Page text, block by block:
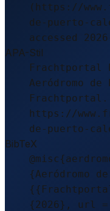
(https://
de-puerto-
accessed
APA-Stil
Frachtportal
Aeródromo
Frachtportal.
https://
de-puerto-
BibTeX
{Aeródromo
{2026}, url =